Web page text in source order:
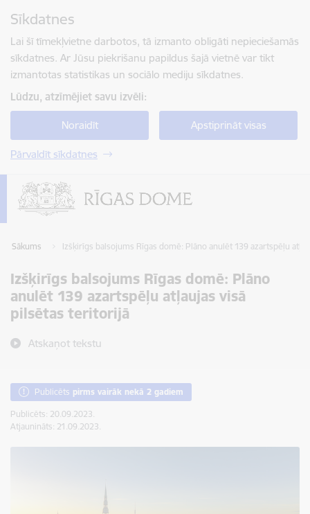
Sīkdatnes
Lai šī tīmekļvietne darbotos, tā izmanto obligāti nepieciešamās
sīkdatnes. Ar Jūsu piekrišanu papildus šajā vietnē var tikt
izmantotas statistikas un sociālo mediju sīkdatnes.
Lūdzu, atzīmējiet savu izvēli:
Noraidīt Apstiprināt visas
Pārvaldīt sīkdatnes
Sākums Izšķirīgs balsojums Rīgas domē: Plāno anulēt 139 azartspēļu
Izšķirīgs balsojums Rīgas domē: Plāno
anulēt 139 azartspēļu atļaujas visā
pilsētas teritorijā
Atskaņot tekstu
Publicēts pirms vairāk nekā 2 gadiem
Publicēts: 20.09.2023.
Atjaunināts: 21.09.2023.